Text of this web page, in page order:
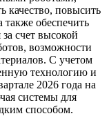
качество, повысить
также обеспечить
счет высокой
возможности
С учетом
технологию и
2026 года на
системы для
способом.